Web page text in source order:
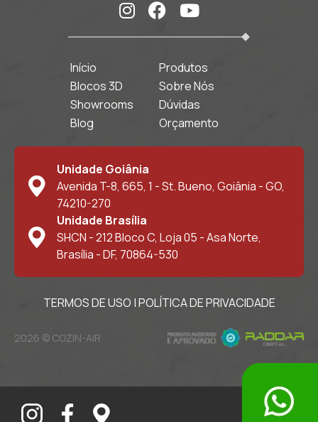
Início
Produtos
Blocos 3D
Sobre Nós
Showrooms
Dúvidas
Blog
Orçamento
Unidade Goiânia
Avenida T-8, 665, 1 - St. Bueno, Goiânia - GO,
74210-270
Unidade Brasília
SHCN - 212 Bloco C, Loja 05 - Asa Norte,
Brasília - DF, 70864-530
TERMOS DE USO |POLÍTICA DE PRIVACIDADE
2026 © COZIN-AIR